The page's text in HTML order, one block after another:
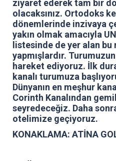
ziyaret ederek tam bir
olacaksınız. Ortodoks
dönemlerinde inzivaya
yakın olmak amacıyla
listesinde de yer alan bu
yapmışlardır.
hareket ediyoruz. İlk
kanalı turumuza
Dünyanın en meşhur
Corinth Kanalından
seyredeceğiz. Daha
otelimize geçiyoruz.
KONAKLAMA: ATİNA